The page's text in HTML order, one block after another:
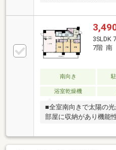
3SLDK
7階 南
南向き
浴室乾燥機
■全室南向きで太陽の
部屋に収納があり機能